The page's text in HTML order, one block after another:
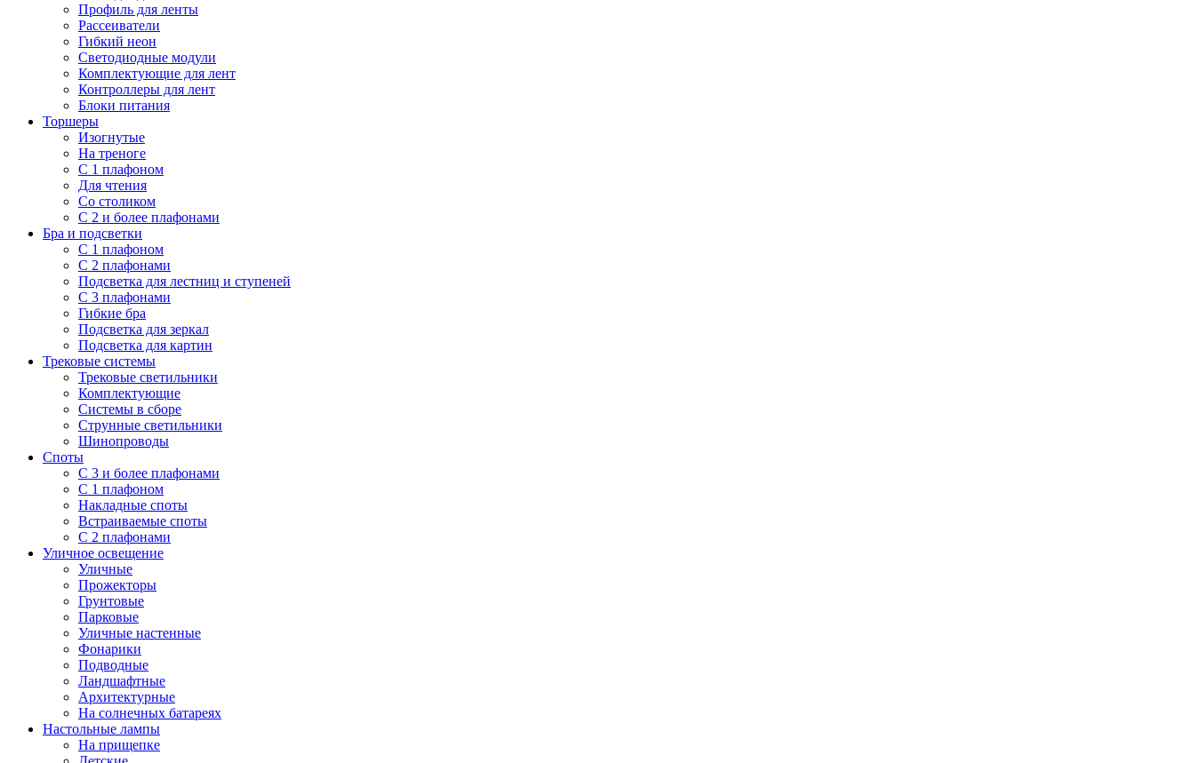
Профиль для ленты
Рассеиватели
Гибкий неон
Светодиодные модули
Комплектующие для лент
Контроллеры для лент
Блоки питания
Торшеры
Изогнутые
На треноге
С 1 плафоном
Для чтения
Со столиком
С 2 и более плафонами
Бра и подсветки
С 1 плафоном
С 2 плафонами
Подсветка для лестниц и ступеней
С 3 плафонами
Гибкие бра
Подсветка для зеркал
Подсветка для картин
Трековые системы
Трековые светильники
Комплектующие
Системы в сборе
Струнные светильники
Шинопроводы
Споты
С 3 и более плафонами
С 1 плафоном
Накладные споты
Встраиваемые споты
С 2 плафонами
Уличное освещение
Уличные
Прожекторы
Грунтовые
Парковые
Уличные настенные
Фонарики
Подводные
Ландшафтные
Архитектурные
На солнечных батареях
Настольные лампы
На прищепке